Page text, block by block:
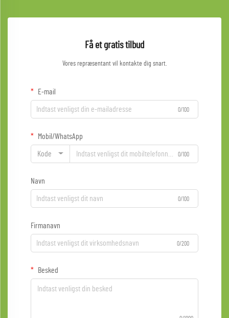
Få et gratis tilbud
Vores repræsentant vil kontakte dig snart.
E-mail
0/100
Mobil/WhatsApp
Kode 0/100
Navn
0/100
Firmanavn
0/200
Besked